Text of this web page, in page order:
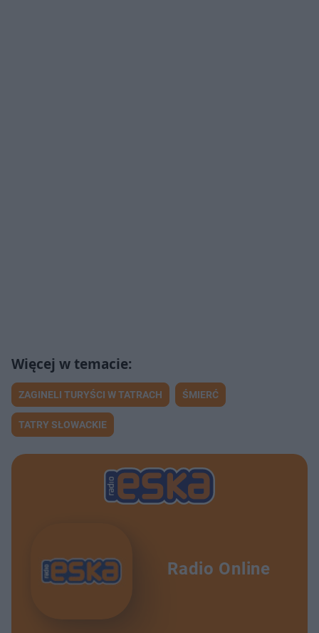
ZAGINELI TURYŚCI W TATRACH ŚMIERĆ
TATRY SŁOWACKIE
Radio Online